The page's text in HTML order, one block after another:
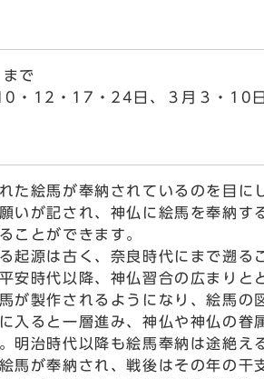
で
・12・17・24日、３月３・10
絵馬が奉納されているのを目に
いが記され、神仏に絵馬を奉納す
ことができます。
源は古く、奈良時代にまで遡る
安時代以降、神仏習合の広まりと
が製作されるようになり、絵馬の
入ると一層進み、神仏や神仏の眷
明治時代以降も絵馬奉納は途絶え
馬が奉納され、戦後はその年の干